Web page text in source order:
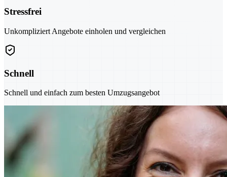
Stressfrei
Unkompliziert Angebote einholen und vergleichen
Schnell
Schnell und einfach zum besten Umzugsangebot